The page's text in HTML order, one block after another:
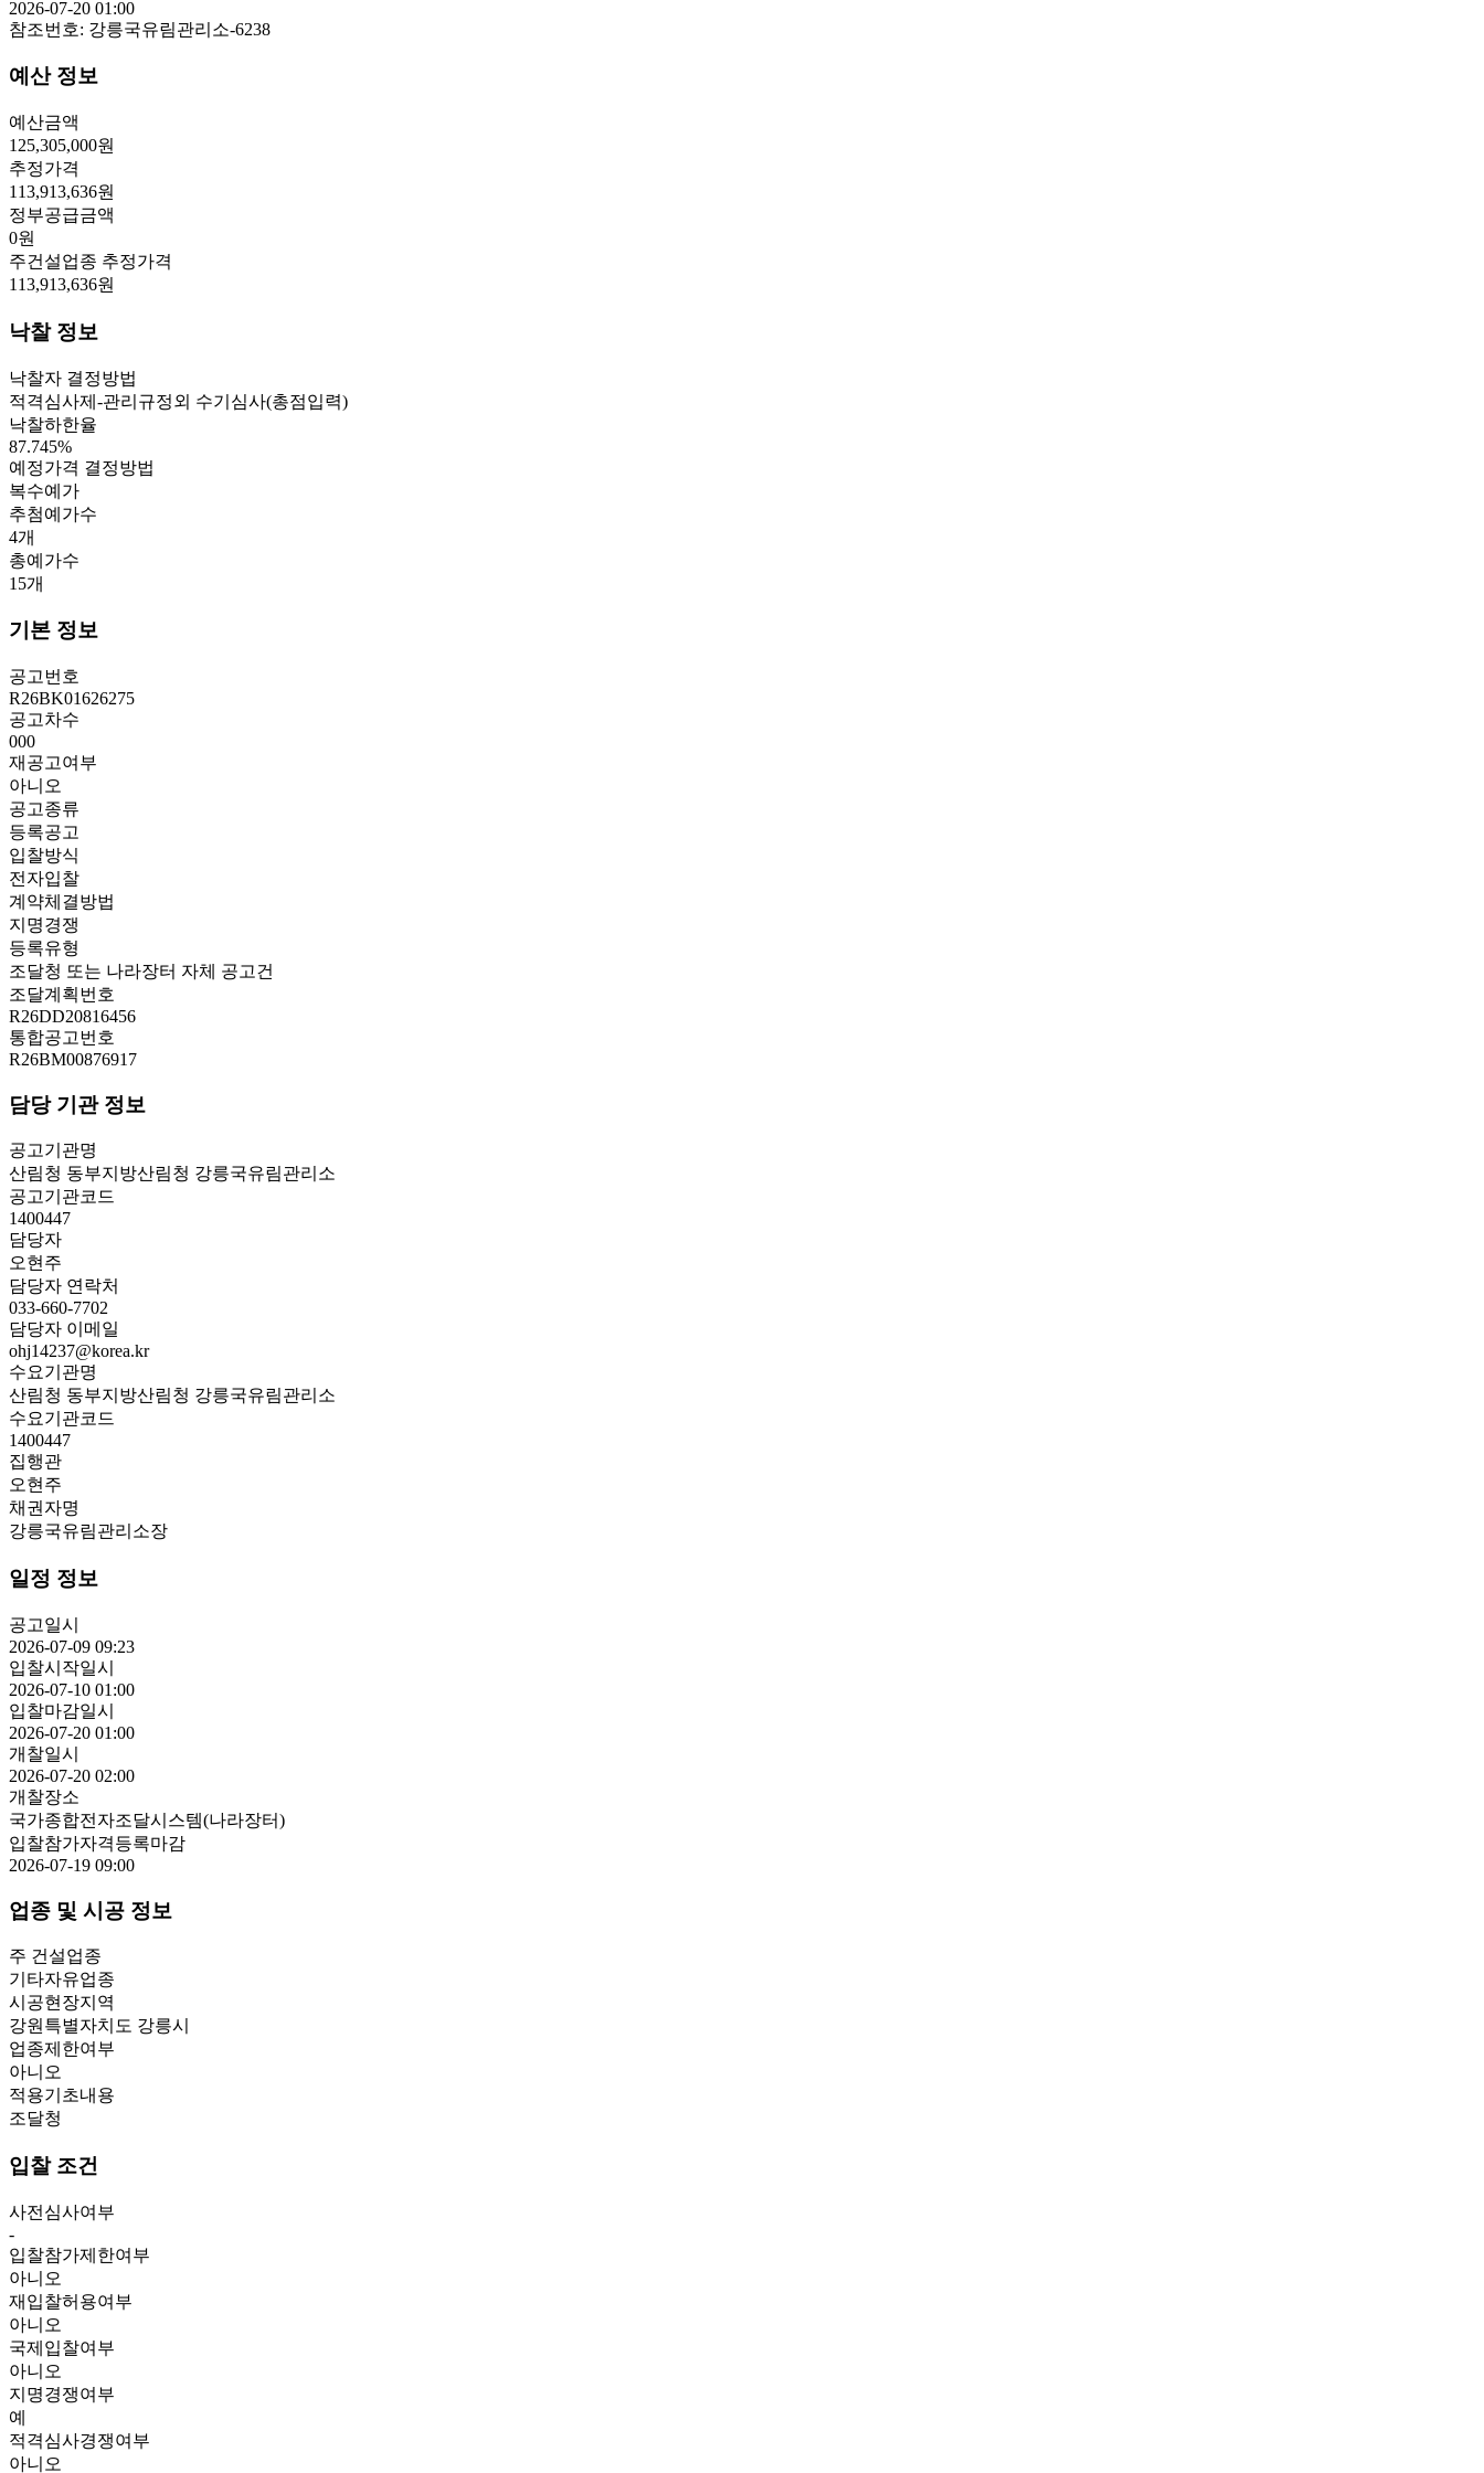
2026-07-20 01:00
참조번호: 강릉국유림관리소-6238
예산 정보
예산금액
125,305,000원
추정가격
113,913,636원
정부공급금액
0원
주건설업종 추정가격
113,913,636원
낙찰 정보
낙찰자 결정방법
적격심사제-관리규정외 수기심사(총점입력)
낙찰하한율
87.745%
예정가격 결정방법
복수예가
추첨예가수
4개
총예가수
15개
기본 정보
공고번호
R26BK01626275
공고차수
000
재공고여부
아니오
공고종류
등록공고
입찰방식
전자입찰
계약체결방법
지명경쟁
등록유형
조달청 또는 나라장터 자체 공고건
조달계획번호
R26DD20816456
통합공고번호
R26BM00876917
담당 기관 정보
공고기관명
산림청 동부지방산림청 강릉국유림관리소
공고기관코드
1400447
담당자
오현주
담당자 연락처
033-660-7702
담당자 이메일
ohj14237@korea.kr
수요기관명
산림청 동부지방산림청 강릉국유림관리소
수요기관코드
1400447
집행관
오현주
채권자명
강릉국유림관리소장
일정 정보
공고일시
2026-07-09 09:23
입찰시작일시
2026-07-10 01:00
입찰마감일시
2026-07-20 01:00
개찰일시
2026-07-20 02:00
개찰장소
국가종합전자조달시스템(나라장터)
입찰참가자격등록마감
2026-07-19 09:00
업종 및 시공 정보
주 건설업종
기타자유업종
시공현장지역
강원특별자치도 강릉시
업종제한여부
아니오
적용기초내용
조달청
입찰 조건
사전심사여부
-
입찰참가제한여부
아니오
재입찰허용여부
아니오
국제입찰여부
아니오
지명경쟁여부
예
적격심사경쟁여부
아니오